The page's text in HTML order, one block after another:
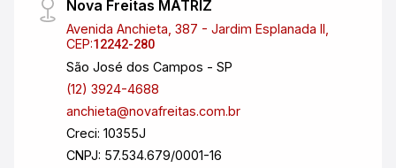
Nova Freitas MATRIZ
Avenida Anchieta, 387 - Jardim Esplanada II,
CEP:12242-280
São José dos Campos - SP
(12) 3924-4688
anchieta@novafreitas.com.br
Creci: 10355J
CNPJ: 57.534.679/0001-16